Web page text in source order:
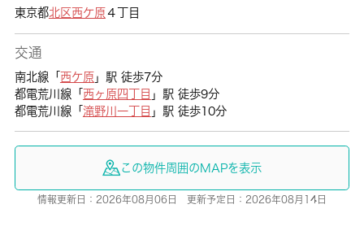
東京都北区 西ケ原 ４丁目
交通
南北線「 西ケ原」駅 徒歩7分
都電荒川線「 西ヶ原四丁目 」駅 徒歩9分
都電荒川線「 滝野川一丁目 」駅 徒歩10分
この物件周囲のMAPを表示
情報更新日：2026年08月06日 更新予定日：2026年08月14日